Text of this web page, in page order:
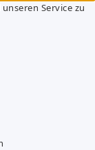
Service zu